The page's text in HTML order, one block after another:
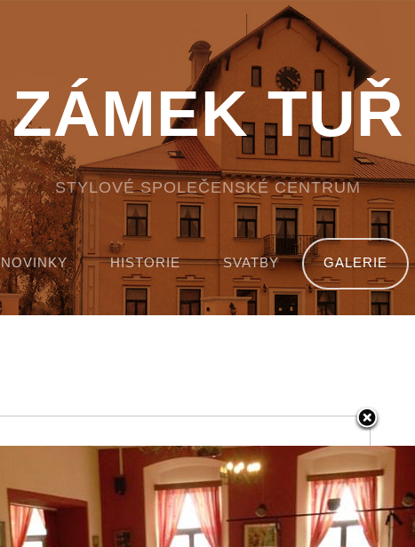
ZÁMEK TUŘ
STYLOVÉ SPOLEČENSKÉ CENTRUM
NOVINKY HISTORIE SVATBY GALERIE